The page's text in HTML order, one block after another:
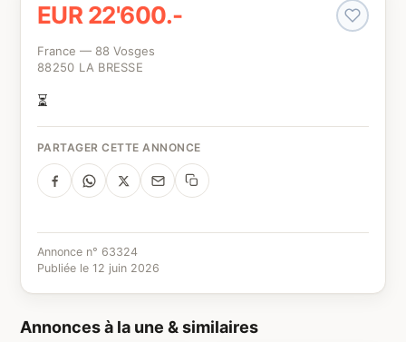
EUR 22'600.-
France — 88 Vosges
88250 LA BRESSE
⏳
PARTAGER CETTE ANNONCE
Annonce n° 63324
Publiée le 12 juin 2026
Annonces à la une & similaires